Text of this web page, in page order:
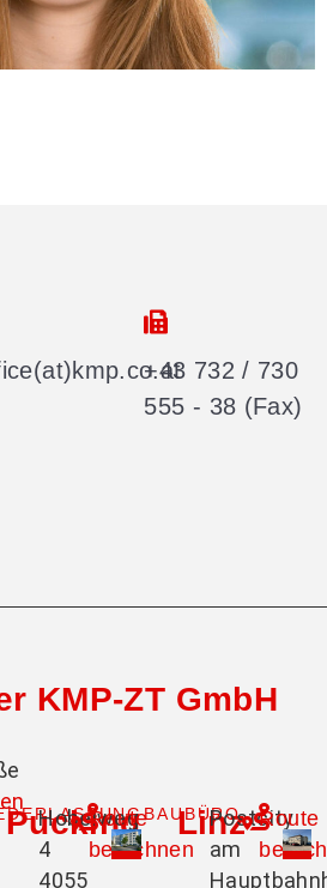
+43 732 / 730
555 - 38 (Fax)
KMP-ZT GmbH
Pucking
Hobelweg
4
4055
Route
berechnen
BAUBÜRO
LinzPostcity
am
Route